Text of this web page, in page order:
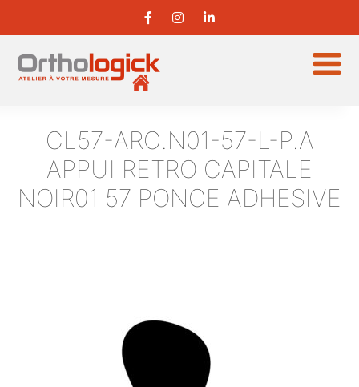
CL57-ARC.N01-57-L-P.A
APPUI RETRO CAPITALE
NOIR01 57 PONCE ADHESIVE